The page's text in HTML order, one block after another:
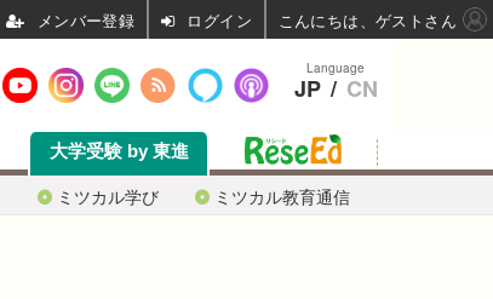
ミツカル学び ミツカル教育通信
大学受験 by 東進
Language
JP / CN
ログイン こんにちは、ゲストさん